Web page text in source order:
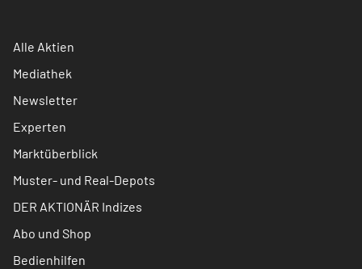
Alle Aktien
Mediathek
Newsletter
Experten
Marktüberblick
Muster- und Real-Depots
DER AKTIONÄR Indizes
Abo und Shop
Bedienhilfen